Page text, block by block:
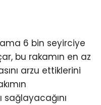
6 bin seyirciye
bu rakamın en az
arzu ettiklerini